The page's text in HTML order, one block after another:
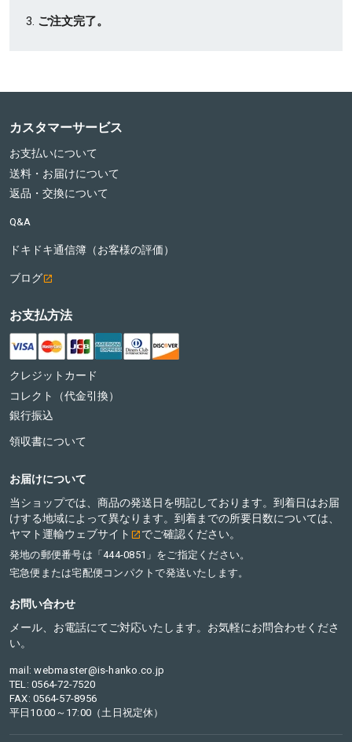
ご注文完了。
カスタマーサービス
お支払いについて
送料・お届けについて
返品・交換について
Q&A
ドキドキ通信簿（お客様の評価）
ブログ
お支払方法
クレジットカード
コレクト（代金引換）
銀行振込
領収書について
お届けについて
当ショップでは、商品の発送日を明記しております。到着日はお届
けする地域によって異なります。到着までの所要日数については、
ヤマト運輸ウェブサイト
でご確認ください。
発地の郵便番号は「444-0851」をご指定ください。
宅急便または宅配便コンパクトで発送いたします。
お問い合わせ
メール、お電話にてご対応いたします。お気軽にお問合わせくださ
い。
mail: webmaster@is-hanko.co.jp
TEL: 0564-72-7520
FAX: 0564-57-8956
平日10:00～17:00（土日祝定休）